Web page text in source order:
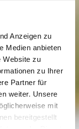
Anzeigen zu
Medien anbieten
Website zu
zu Ihrer
Partner für
weiter. Unsere
mit
bereitgestellt
Investment
er M&A-